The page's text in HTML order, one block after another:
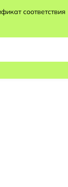
соответствия